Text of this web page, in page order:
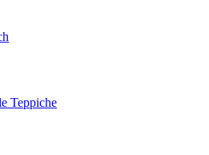
Teppiche